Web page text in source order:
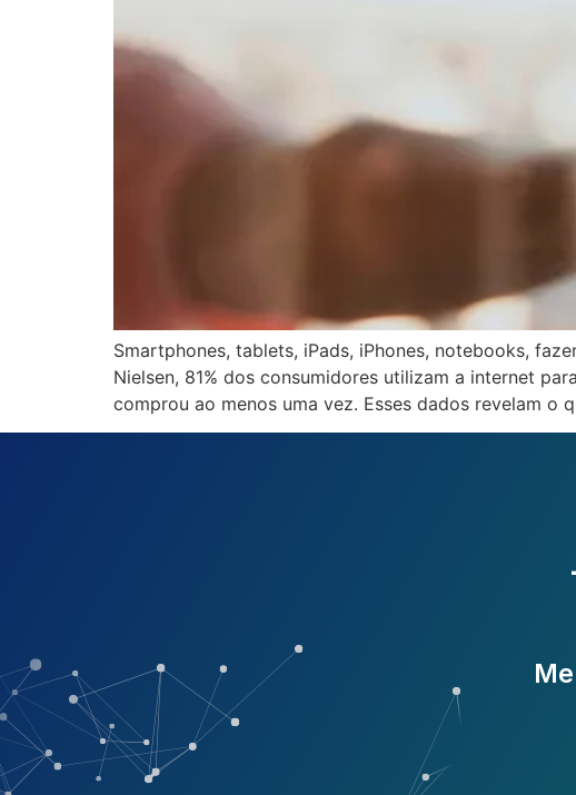
Smartphones, tablets, iPads, iPhones, notebooks,
Nielsen, 81% dos consumidores utilizam a internet
comprou ao menos uma vez. Esses dados revelam o